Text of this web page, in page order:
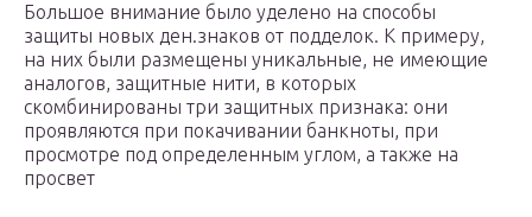
Большое внимание было уделено на способы
защиты новых ден.знаков от подделок. К примеру,
на них были размещены уникальные, не имеющие
аналогов, защитные нити, в которых
скомбинированы три защитных признака: они
проявляются при покачивании банкноты, при
просмотре под определенным углом, а также на
просвет